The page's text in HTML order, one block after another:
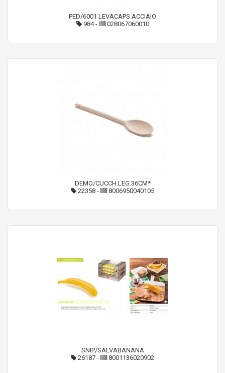
PED/6001 LEVACAPS.ACCIAIO
984- 028067060010
DEMO/CUCCH.LEG.36CM*
22358 - 8006950040105
SNIP/SALVABANANA
26187 - 8001136020902